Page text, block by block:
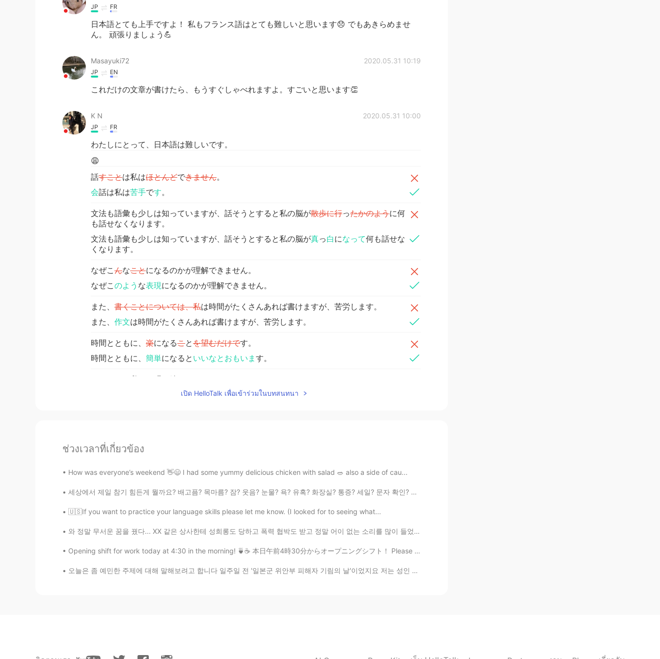
JP FR
日本語とても上手ですよ！ 私もフランス語はとても難しいと思います😞 でもあきらめませ
ん。 頑張りましょう💪
Masayuki72 2020.05.31 10:19
JP EN
これだけの文章が書けたら、もうすぐしゃべれますよ。すごいと思います👏
K N 2020.05.31 10:00
JP FR
わたしにとって、日本語は難しいです。
😩
話すことは私はほとんどできません。
会話は私は苦手です。
文法も語彙も少しは知っていますが、話そうとすると私の脳が散歩に行ったかのように何
も話せなくなります。
文法も語彙も少しは知っていますが、話そうとすると私の脳が真っ白になって何も話せな
くなります。
なぜこんなことになるのかが理解できません。
なぜこのよう な表現になるのかが理解できません。
また、 書くことについては、私は時間がたくさんあれば書けますが、苦労します。
また、 作文は時間がたくさんあれば書けますが、苦労します。
時間とともに、 楽になることを望むだけです。
時間とともに、 簡単になると いいなとおもいま す。
私は頑張り続けます。
私は頑張り続けます。
unknown
Take your time, there is no rush. One day at a time
JP EN
「私の脳が散歩に行ったかのように」 この部分にとても共感します。私も英語を話すときに
ので、私は文章を作ったら声に出してその文章を読むようにしています。 いつか話せるよう
JP EN
เปิด HelloTalk เพื่อเข้าร่วมในบทสนทนา
ช่วงเวลาที่เกี่ยวข้อง
How was everyone’s weekend 👋😄 I had some yummy delicious chicken with salad 🥗 also a side of cau...
세상에서 제일 참기 힘든게 뭘까요? 배고픔? 목마름? 잠? 웃음? 눈물? 욕? 유혹? 화장실? 통증? 세일? 문자 확인? SNS 확인? 금주? 금연? 게임? 미루기? 비밀 ...
🇺🇸If you want to practice your language skills please let me know. (I looked for to seeing what...
와 정말 무서운 꿈을 꿨다... XX 같은 상사한테 성희롱도 당하고 폭력 협박도 받고 정말 어이 없는 소리를 많이 들었는데 내가 기죽지 않고 좌절하지 않고 그걸 다 잘 내멋...
Opening shift for work today at 4:30 in the morning! 🍵☕️ 本日午前4時30分からオープニングシフト！ Please correct ...
오늘은 좀 예민한 주제에 대해 말해보려고 합니다 일주일 전 '일본군 위안부 피해자 기림의 날'이었지요 저는 성인 될때까지 '위안부'가 무엇인 줄 몰랐어요 미국에선 이런 역...